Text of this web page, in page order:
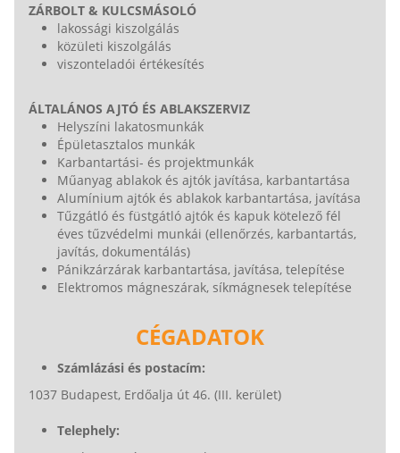
ZÁRBOLT & KULCSMÁSOLÓ
lakossági kiszolgálás
közületi kiszolgálás
viszonteladói értékesítés
ÁLTALÁNOS AJTÓ ÉS ABLAKSZERVIZ
Helyszíni lakatosmunkák
Épületasztalos munkák
Karbantartási- és projektmunkák
Műanyag ablakok és ajtók javítása, karbantartása
Alumínium ajtók és ablakok karbantartása, javítása
Tűzgátló és füstgátló ajtók és kapuk kötelező fél
éves tűzvédelmi munkái (ellenőrzés, karbantartás,
javítás, dokumentálás)
Pánikzárzárak karbantartása, javítása, telepítése
Elektromos mágneszárak, síkmágnesek telepítése
CÉGADATOK
Számlázási és postacím:
1037 Budapest, Erdőalja út 46. (III. kerület)
Telephely: